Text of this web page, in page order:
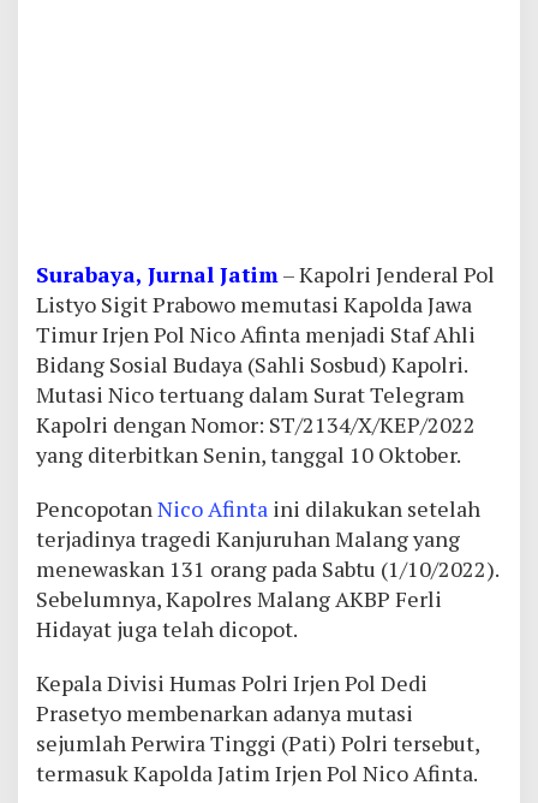
Surabaya, Jurnal Jatim– Kapolri Jenderal Pol
Listyo Sigit Prabowo memutasi Kapolda Jawa
Timur Irjen Pol Nico Afinta menjadi Staf Ahli
Bidang Sosial Budaya (Sahli Sosbud) Kapolri.
Mutasi Nico tertuang dalam Surat Telegram
Kapolri dengan Nomor: ST/2134/X/KEP/2022
yang diterbitkan Senin, tanggal 10 Oktober.
PencopotanNico Afinta ini dilakukan setelah
terjadinya tragedi Kanjuruhan Malang yang
menewaskan 131 orang pada Sabtu (1/10/2022).
Sebelumnya, Kapolres Malang AKBP Ferli
Hidayat juga telah dicopot.
Kepala Divisi Humas Polri Irjen Pol Dedi
Prasetyo membenarkan adanya mutasi
sejumlah Perwira Tinggi (Pati) Polri tersebut,
termasuk Kapolda Jatim Irjen Pol Nico Afinta.